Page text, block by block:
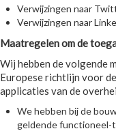
Verwijzingen naar
Verwijzingen naar
Maatregelen om de
Wij hebben de volgende
Europese richtlijn voor
applicaties van de
We hebben bij de
geldende functioneel-